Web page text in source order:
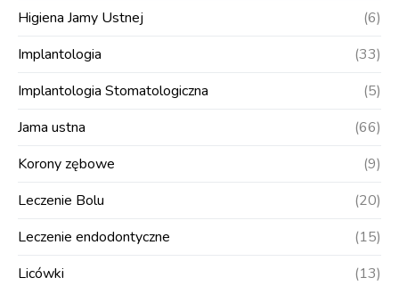
Higiena Jamy Ustnej
(6)
Implantologia
(33)
Implantologia Stomatologiczna
(5)
Jama ustna
(66)
Korony zębowe
(9)
Leczenie Bolu
(20)
Leczenie endodontyczne
(15)
Licówki
(13)